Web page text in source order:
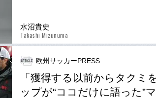
水沼貴史
Takashi Mizunuma
欧州サッカーPRESS
「獲得する以前からタク
ップが“ココだけに語った”